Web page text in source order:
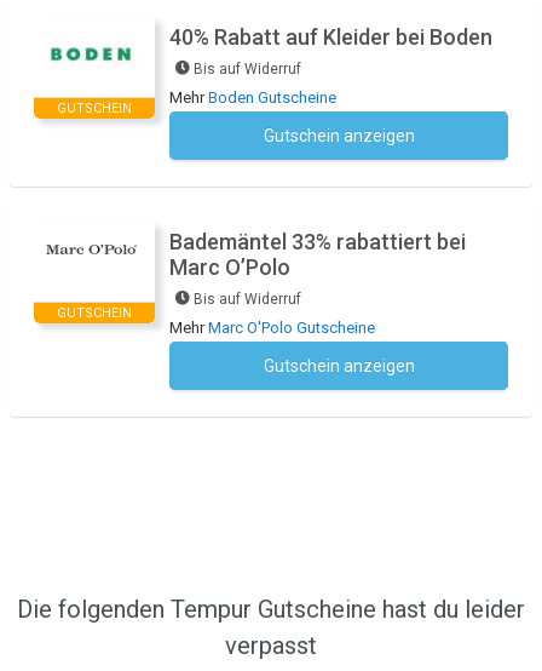
GUTSCHEIN
40% Rabatt auf Kleider bei Boden
Bis auf Widerruf
MehrBoden Gutscheine
Gutschein anzeigen
GUTSCHEIN
Bademäntel 33% rabattiert bei
Marc O’Polo
Bis auf Widerruf
MehrMarc O'Polo Gutscheine
Gutschein anzeigen
Die folgenden Tempur Gutscheine hast du leider
verpasst